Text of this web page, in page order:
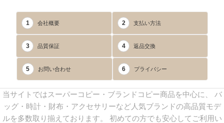
1 会社概要 2 支払い方法
3 品質保証 4 返品交換
5 お問い合わせ 6 プライバシー
当サイトではスーパーコピー・ブランドコピー商品を中心に、 バ
ッグ・時計・財布・アクセサリーなど人気ブランドの高品質モデ
ルを多数取り揃えております。 初めての方でも安心してご利用い